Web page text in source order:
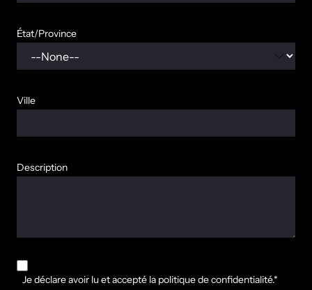
État/Province
Ville
Description
Je déclare avoir lu et accepté la politique de confidentialité.*